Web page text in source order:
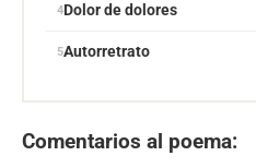
Dolor de dolores
Autorretrato
Comentarios al poema: